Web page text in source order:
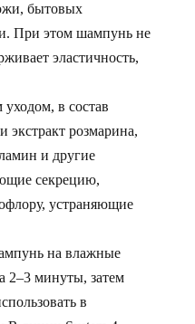
бытовых
При этом шампунь не
эластичность,
в состав
розмарина,
и другие
секрецию,
устраняющие
на влажные
2–3 минуты, затем
в